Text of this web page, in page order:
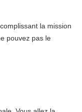
la mission
pouvez pas le